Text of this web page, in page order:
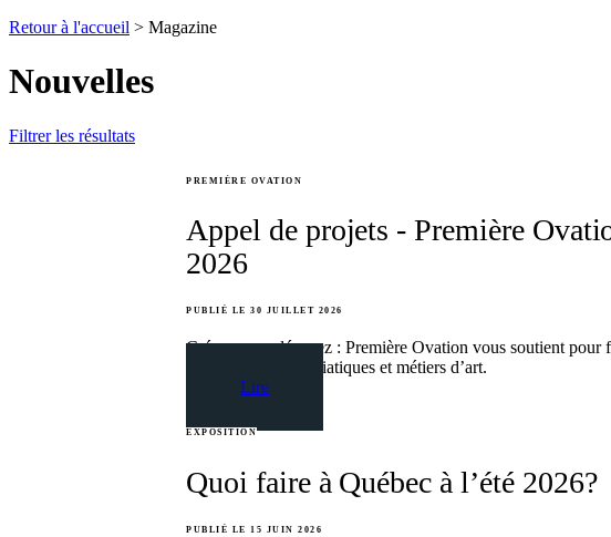
Retour à l'accueil > Magazine
Nouvelles
Filtrer les résultats
PREMIÈRE OVATION
Appel de projets - Première
2026
PUBLIÉ LE 30 JUILLET 2026
Créez, osez, déposez : Première Ovation vous soutient pour
en arts visuels, médiatiques et métiers d’art.
Lire
EXPOSITION
Quoi faire à Québec à l’été 2026?
PUBLIÉ LE 15 JUIN 2026